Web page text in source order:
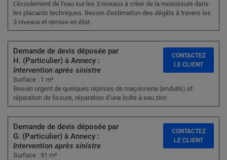
L'écoulement de l'eau sur les 3 niveaux à créer de la moisissure dans
les placards techniques. Besoin d'estimation des dégâts à travers les
3 niveaux et remise en état.
Demande de devis déposée par
H. (Particulier) à Annecy :
Intervention après sinistre
Surface : 1 m²
Besoin urgent de quelques reprises de maçonnerie (enduits) et
réparation de fissure, réparation d’une boîte à eau zinc
CONTACTEZ
LE CLIENT
Demande de devis déposée par
G. (Particulier) à Annecy :
Intervention après sinistre
Surface : 91 m²
CONTACTEZ
LE CLIENT